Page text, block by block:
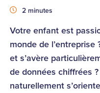
Durée
2 minutes
Votre enfant est
monde de
et s’avère
de données chiffrées
naturellement